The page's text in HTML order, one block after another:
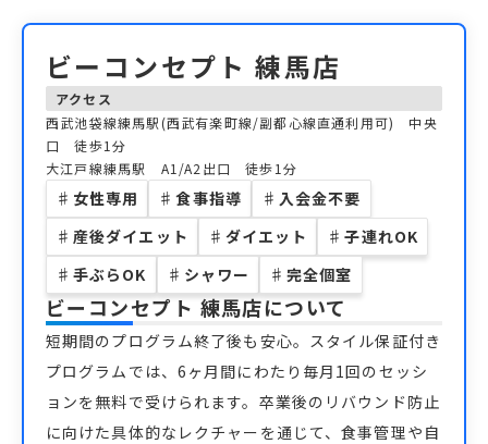
ビーコンセプト 練馬店
アクセス
西武池袋線練馬駅(西武有楽町線/副都心線直通利用可) 中央
口 徒歩1分
大江戸線練馬駅 A1/A2出口 徒歩1分
♯ 女性専用 ♯ 食事指導 ♯ 入会金不要
♯ 産後ダイエット ♯ ダイエット ♯ 子連れOK
♯ 手ぶらOK ♯ シャワー ♯ 完全個室
ビーコンセプト 練馬店について
短期間のプログラム終了後も安心。スタイル保証付き
プログラムでは、6ヶ月間にわたり毎月1回のセッシ
ョンを無料で受けられます。卒業後のリバウンド防止
に向けた具体的なレクチャーを通じて、食事管理や自